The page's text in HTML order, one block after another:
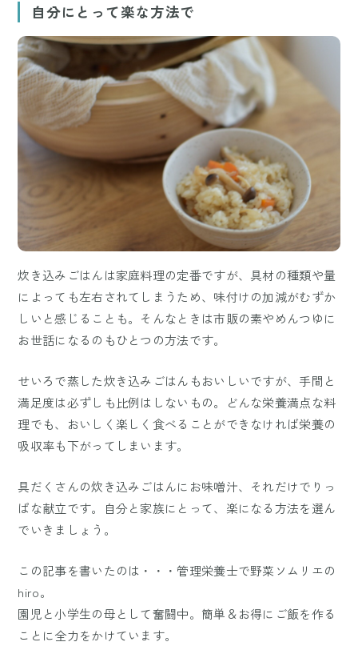
自分にとって楽な方法で
炊き込みごはんは家庭料理の定番ですが、具材の種類や量
によっても左右されてしまうため、味付けの加減がむずか
しいと感じることも。そんなときは市販の素やめんつゆに
お世話になるのもひとつの方法です。
せいろで蒸した炊き込みごはんもおいしいですが、手間と
満足度は必ずしも比例はしないもの。どんな栄養満点な料
理でも、おいしく楽しく食べることができなければ栄養の
吸収率も下がってしまいます。
具だくさんの炊き込みごはんにお味噌汁、それだけでりっ
ぱな献立です。自分と家族にとって、楽になる方法を選ん
でいきましょう。
この記事を書いたのは・・・管理栄養士で野菜ソムリエの
hiro。
園児と小学生の母として奮闘中。簡単＆お得にご飯を作る
ことに全力をかけています。